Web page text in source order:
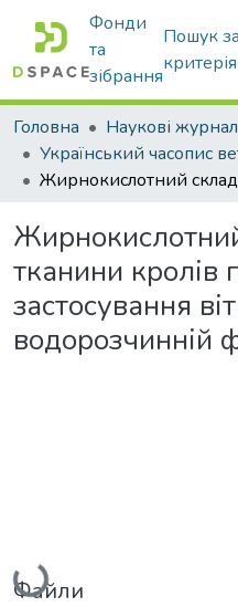
Фонди
та
зібрання
Пошук за
Головна
тканини кролів
застосування
водорозчинній
Вантажиться...
Файли